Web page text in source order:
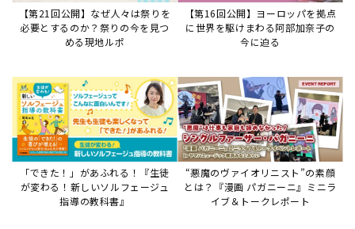
ード活用術
サイトからのお知らせ